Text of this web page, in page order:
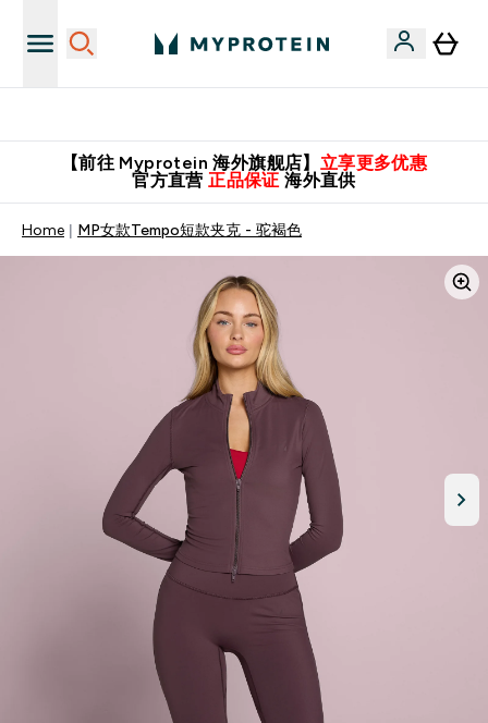
【前往 Myprotein 海外旗舰店】 立享更多优惠
官方直营 正品保证 海外直供
Home MP女款Tempo短款夹克 - 驼褐色